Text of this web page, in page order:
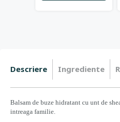
Descriere Ingrediente
Balsam de buze hidratant cu unt de
intreaga familie.